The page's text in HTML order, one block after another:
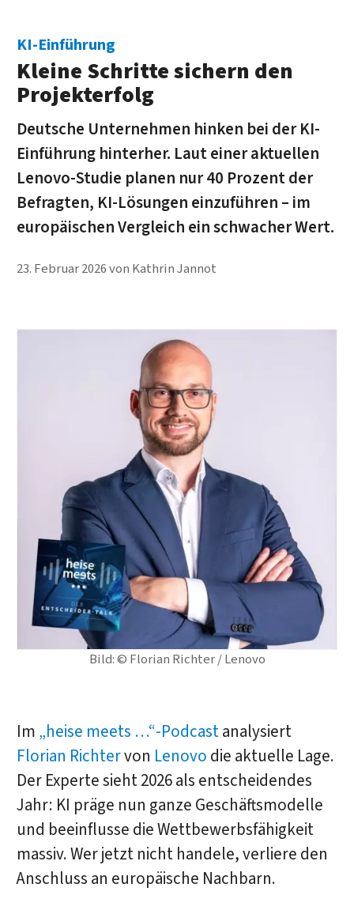
Bild: © Florian Richter / Lenovo
KI-Einführung
Kleine Schritte sichern den
Projekterfolg
Deutsche Unternehmen hinken bei der KI-
Einführung hinterher. Laut einer aktuellen
Lenovo-Studie planen nur 40 Prozent der
Befragten, KI-Lösungen einzuführen – im
europäischen Vergleich ein schwacher Wert.
23. Februar 2026von Kathrin Jannot
Im „heise meets …“-Podcastanalysiert
Florian Richtervon Lenovo die aktuelle Lage.
Der Experte sieht 2026 als entscheidendes
Jahr: KI präge nun ganze Geschäftsmodelle
und beeinflusse die Wettbewerbsfähigkeit
massiv. Wer jetzt nicht handele, verliere den
Anschluss an europäische Nachbarn.